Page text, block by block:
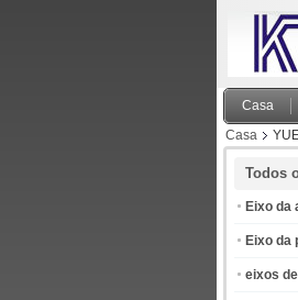
Casa
Casa
Todos
Eixo da
Eixo da
eixos